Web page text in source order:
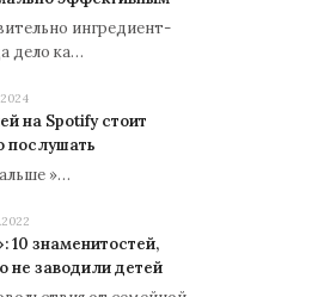
ингредиент-
дело ка…
на Spotify стоит
послушать
»…
10 знаменитостей,
не заводили детей